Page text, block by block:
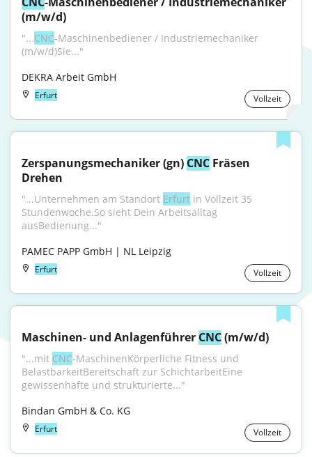
(m/w/d)
"...CNC-Maschinenbediener / Industriemechaniker
(m/w/d)Sie..."
DEKRA Arbeit GmbH
Erfurt Vollzeit
Zerspanungsmechaniker (gn) CNC Fräsen
Drehen
"...Unternehmen am Standort Erfurt in Vollzeit 35
Stundenwoche.So sieht Dein Arbeitsalltag
ausBedienung..."
PAMEC PAPP GmbH | NL Leipzig
Erfurt Vollzeit
Maschinen- und Anlagenführer CNC (m/w/d)
"...mit CNC-MaschinenKörperliche Fitness und
BelastbarkeitBereitschaft zur SchichtarbeitEine
gewissenhafte und strukturierte..."
Bindan GmbH & Co. KG
Erfurt Vollzeit